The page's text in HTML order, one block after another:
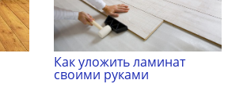
Как уложить ламинат
своими руками